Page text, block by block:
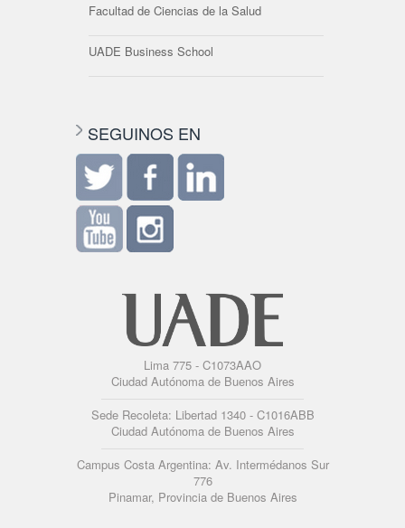
Facultad de Ciencias de la Salud
UADE Business School
SEGUINOS EN
Lima 775 - C1073AAO
Ciudad Autónoma de Buenos Aires
Sede Recoleta: Libertad 1340 - C1016ABB
Ciudad Autónoma de Buenos Aires
Campus Costa Argentina: Av. Intermédanos Sur
776
Pinamar, Provincia de Buenos Aires